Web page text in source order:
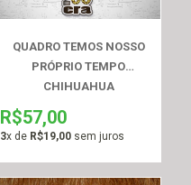
QUADRO TEMOS NOSSO
PRÓPRIO TEMPO
CHIHUAHUA
R$57,00
3x de R$19,00sem juros